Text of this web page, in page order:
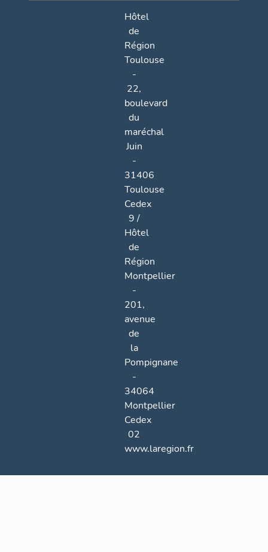
Hôtel
de
Région
Toulouse
-
22,
boulevard
du
maréchal
Juin
-
31406
Toulouse
Cedex
9 /
Hôtel
de
Région
Montpellier
-
201,
avenue
de
la
Pompignane
-
34064
Montpellier
Cedex
02
www.laregion.fr